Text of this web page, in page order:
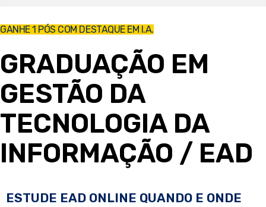
GANHE 1 PÓS COM DESTAQUE EM I.A.
GRADUAÇÃO EM
GESTÃO DA
TECNOLOGIA DA
INFORMAÇÃO / EAD
ESTUDE EAD ONLINE QUANDO E ONDE